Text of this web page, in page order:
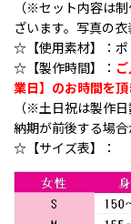
（※セット内容は
ざいます。写真の衣
☆【使用素材】：ポ
☆【製作時間】：
業日】のお時間を頂
（※土日祝は製作
納期が前後する場合
☆【サイズ表】：